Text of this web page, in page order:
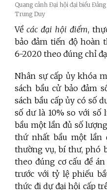
Quang cảnh Đại hội đại biểu
Trung Duy
Về các đại hội điểm,
bảo đảm tiến độ hoàn
6-2020 theo đúng chỉ
Nhân sự cấp ủy khóa
sách bầu cử bảo đảm
sách bầu cấp ủy có số
số dư là 10% so với số
bầu một lần đủ số
thứ nhất bầu một lần
thường vụ, bí thư, phó
theo đúng cơ cấu đề
trước với tỷ lệ phiếu
thức đi dự đại hội cấp